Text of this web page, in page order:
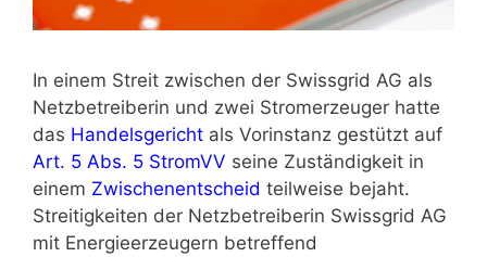
In einem Streit zwischen der Swissgrid AG als
Netzbetreiberin und zwei Stromerzeuger hatte
das Handelsgericht als Vorinstanz gestützt auf
Art. 5 Abs. 5 StromVV seine Zuständigkeit in
einem Zwischenentscheid teilweise bejaht.
Streitigkeiten der Netzbetreiberin Swissgrid AG
mit Energieerzeugern betreffend